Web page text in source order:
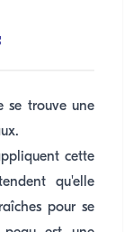
se trouve une
cette
qu'elle
pour se